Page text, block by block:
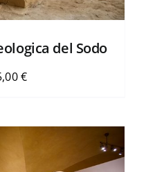
del Sodo
€Fascia